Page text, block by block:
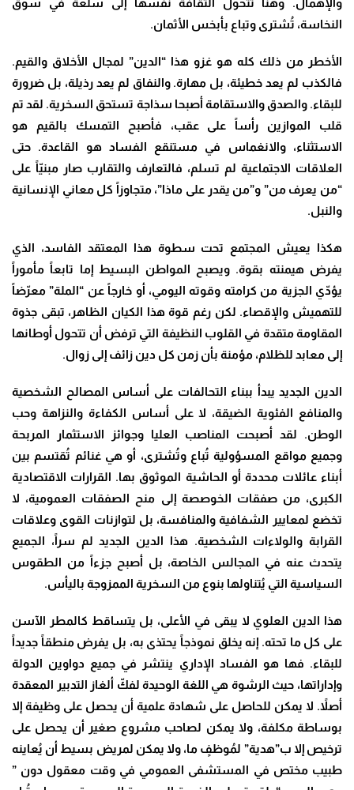
والإهمال. وهنا تتحول الثقافة نفسها إلى سلعة في سوق
النخاسة، تُشترى وتباع بأبخس الأثمان.
الأخطر من ذلك كله هو غزو هذا “الدين” لمجال الأخلاق والقيم.
فالكذب لم يعد خطيئة، بل مهارة. والنفاق لم يعد رذيلة، بل ضرورة
للبقاء. والصدق والاستقامة أصبحا سذاجة تستحق السخرية. لقد تم
قلب الموازين رأساً على عقب، فأصبح التمسك بالقيم هو
الاستثناء، والانغماس في مستنقع الفساد هو القاعدة. حتى
العلاقات الاجتماعية لم تسلم، فالتعارف والتقارب صار مبنيّاً على
“من يعرف من” و”من يقدر على ماذا”، متجاوزاً كل معاني الإنسانية
والنبل.
هكذا يعيش المجتمع تحت سطوة هذا المعتقد الفاسد، الذي
يفرض هيمنته بقوة. ويصبح المواطن البسيط إما تابعاً مأموراً
يؤدّي الجزية من كرامته وقوته اليومي، أو خارجاً عن “الملة” معرّضاً
للتهميش والإقصاء. لكن رغم قوة هذا الكيان الظاهر، تبقى جذوة
المقاومة متقدة في القلوب النظيفة التي ترفض أن تتحول أوطانها
إلى معابد للظلام، مؤمنة بأن زمن كل دين زائف إلى زوال.
الدين الجديد يبدأ ببناء التحالفات على أساس المصالح الشخصية
والمنافع الفئوية الضيقة، لا على أساس الكفاءة والنزاهة وحب
الوطن. لقد أصبحت المناصب العليا وجوائز الاستثمار المربحة
وجميع مواقع المسؤولية تُباع وتُشترى، أو هي غنائم تُقتسم بين
أبناء عائلات محددة أو الحاشية الموثوق بها. القرارات الاقتصادية
الكبرى، من صفقات الخوصصة إلى منح الصفقات العمومية، لا
تخضع لمعايير الشفافية والمنافسة، بل لتوازنات القوى وعلاقات
القرابة والولاءات الشخصية. هذا الدين الجديد لم سراً، الجميع
يتحدث عنه في المجالس الخاصة، بل أصبح جزءاً من الطقوس
السياسية التي يُتناولها بنوع من السخرية الممزوجة باليأس.
هذا الدين العلوي لا يبقى في الأعلى، بل يتساقط كالمطر الآسن
على كل ما تحته. إنه يخلق نموذجاً يحتذى به، بل يفرض منطقاً جديداً
للبقاء. فها هو الفساد الإداري ينتشر في جميع دواوين الدولة
وإداراتها، حيث الرشوة هي اللغة الوحيدة لفكّ ألغاز التدبير المعقدة
أصلاً. لا يمكن للحاصل على شهادة علمية أن يحصل على وظيفة إلا
بوساطة مكلفة، ولا يمكن لصاحب مشروع صغير أن يحصل على
ترخيص إلا ب”هدية” لمُوظفٍ ما، ولا يمكن لمريض بسيط أن يُعاينه
طبيب مختص في المستشفى العمومي في وقت معقول دون ”